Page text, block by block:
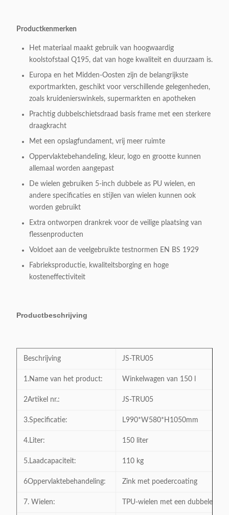
Productkenmerken
Het materiaal maakt gebruik van hoogwaardig
koolstofstaal Q195, dat van hoge kwaliteit en duurzaam is.
Europa en het Midden-Oosten zijn de belangrijkste
exportmarkten, geschikt voor verschillende gelegenheden,
zoals kruidenierswinkels, supermarkten en apotheken
Prachtig dubbelschietsdraad basis frame met een sterkere
draagkracht
Met een opslagfundament, vrij meer ruimte
Oppervlaktebehandeling, kleur, logo en grootte kunnen
allemaal worden aangepast
De wielen gebruiken 5-inch dubbele as PU wielen, en
andere specificaties en stijlen van wielen kunnen ook
worden gebruikt
Extra ontworpen drankrek voor de veilige plaatsing van
flessenproducten
Voldoet aan de veelgebruikte testnormen EN BS 1929
Fabrieksproductie, kwaliteitsborging en hoge
kosteneffectiviteit
Productbeschrijving
Beschrijving JS-TRU05
1.Name van het product: Winkelwagen van 150 l
2Artikel nr.: JS-TRU05
3.Specificatie: L990*W580*H1050mm
4.Liter: 150 liter
5.Laadcapaciteit: 110 kg
6Oppervlaktebehandeling: Zink met poedercoating
7. Wielen: TPU-wielen met een dubbele as